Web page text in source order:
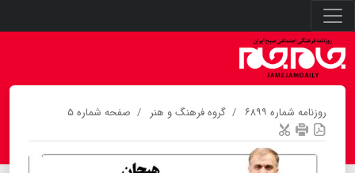
روزنامه شماره ۶۸۹۹ گروه فرهنگ و هنر صفحه شماره ۵